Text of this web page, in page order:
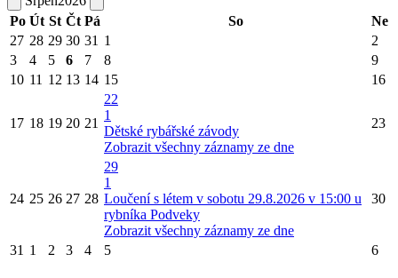
Po Út St Čt Pá So
Ne
27 28 29 30 31 1
2
3
4 5 6 7 8
9
10 11 12 13 14 15 16
17 18 19 20 21
22
1
Dětské rybářské závody
Zobrazit všechny záznamy ze dne
23
24 25 26 27 28
29
1
Loučení s létem v sobotu 29.8.2026 v 15:00 u
rybníka Podveky
Zobrazit všechny záznamy ze dne
30
31 1 2 3 4 5 6